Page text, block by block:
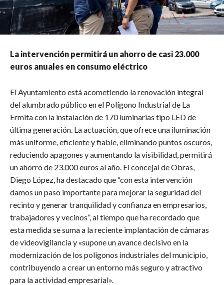
La intervención permitirá un ahorro de casi 23.000
euros anuales en consumo eléctrico
El Ayuntamiento está acometiendo la renovación integral
del alumbrado público en el Polígono Industrial de La
Ermita con la instalación de 170 luminarias tipo LED de
última generación. La actuación, que ofrece una iluminación
más uniforme, eficiente y fiable, eliminando puntos oscuros,
reduciendo apagones y aumentando la visibilidad, permitirá
un ahorro de 23.000 euros al año. El concejal de Obras,
Diego López, ha destacado que “con esta intervención
damos un paso importante para mejorar la seguridad del
recinto y generar tranquilidad y confianza en empresarios,
trabajadores y vecinos”, al tiempo que ha recordado que
esta medida se suma a la reciente implantación de cámaras
de videovigilancia y «supone un avance decisivo en la
modernización de los polígonos industriales del municipio,
contribuyendo a crear un entorno más seguro y atractivo
para la actividad empresarial».